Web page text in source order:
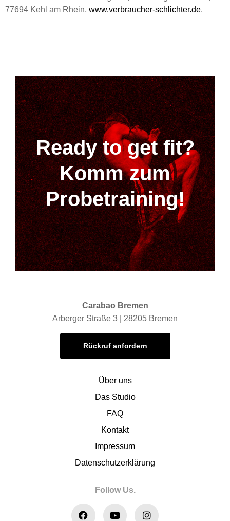
77694 Kehl am Rhein, www.verbraucher-schlichter.de.
Ready to get fit?
Komm zum
Probetraining!
Carabao Bremen
Arberger Straße 3 | 28205 Bremen
Rückruf anfordern
Über uns
Das Studio
FAQ
Kontakt
Impressum
Datenschutzerklärung
Follow Us.